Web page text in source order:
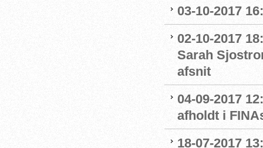
03-10-2017
02-10-2017
Sarah
afsnit
04-09-2017
afholdt i
18-07-2017